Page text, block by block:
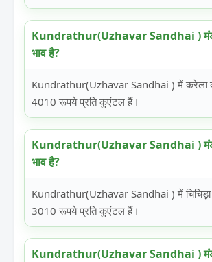
Kundrathur(Uzhavar Sandhai )
भाव है?
Kundrathur(Uzhavar Sandhai ) में करेला
4010 रूपये प्रति कुएंटल हैं।
Kundrathur(Uzhavar Sandhai ) मंडी
भाव है?
Kundrathur(Uzhavar Sandhai ) में
3010 रूपये प्रति कुएंटल हैं।
Kundrathur(Uzhavar Sandhai ) मंडी